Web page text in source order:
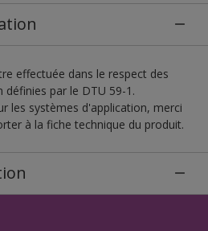
effectuée dans le respect des
par le DTU 59-1.
les systèmes d'application, merci
à la fiche technique du produit.